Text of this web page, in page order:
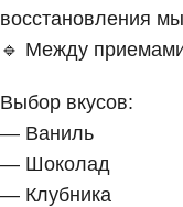
восстановления
🔹 Между
Выбор вкусов:
— Ваниль
— Шоколад
— Клубника